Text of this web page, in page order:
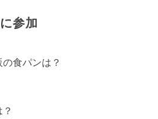
参加
食パンは？